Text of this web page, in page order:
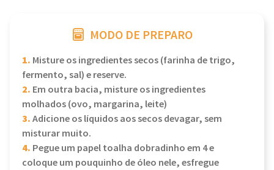
MODO DE PREPARO
1. Misture os ingredientes secos (farinha de trigo,
fermento, sal) e reserve.
2. Em outra bacia, misture os ingredientes
molhados (ovo, margarina, leite)
3.Adicione os líquidos aos secos devagar, sem
misturar muito.
4. Pegue um papel toalha dobradinho em 4 e
coloque um pouquinho de óleo nele, esfregue